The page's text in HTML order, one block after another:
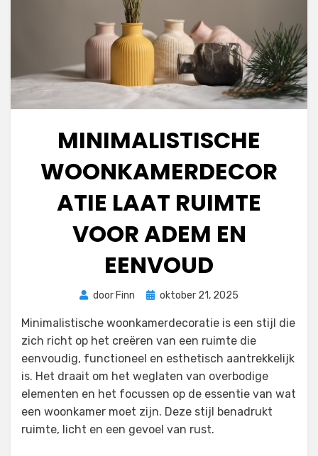
MINIMALISTISCHE
WOONKAMERDECOR
ATIE LAAT RUIMTE
VOOR ADEM EN
EENVOUD
door Finn
Geplaatst
oktober 21, 2025
Minimalistische woonkamerdecoratie is een stijl die
zich richt op het creëren van een ruimte die
eenvoudig, functioneel en esthetisch aantrekkelijk
is. Het draait om het weglaten van overbodige
elementen en het focussen op de essentie van wat
een woonkamer moet zijn. Deze stijl benadrukt
ruimte, licht en een gevoel van rust.